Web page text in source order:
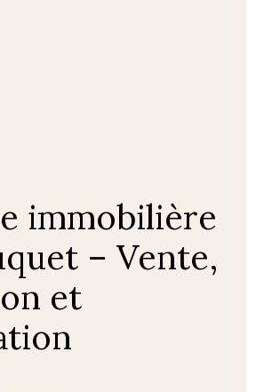
immobilière
– Vente,
et